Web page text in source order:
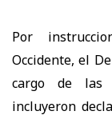
Por
Occidente, el
cargo de las
incluyeron